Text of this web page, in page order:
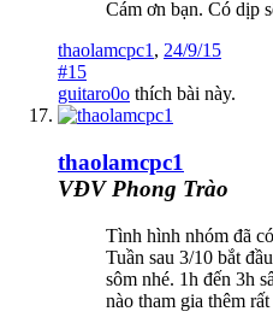
Cám ơn bạn. Có dịp
thaolamcpc1, 24/9/15
#15
guitaro0o thích bài này.
thaolamcpc1
VĐV Phong Trào
Tình hình nhóm đã
Tuần sau 3/10 bắt
sôm nhé. 1h đến 3h
nào tham gia thêm